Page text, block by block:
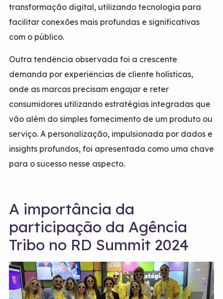
transformação digital, utilizando tecnologia para
facilitar conexões mais profundas e significativas
com o público.
Outra tendência observada foi a crescente
demanda por experiências de cliente holísticas,
onde as marcas precisam engajar e reter
consumidores utilizando estratégias integradas que
vão além do simples fornecimento de um produto ou
serviço. A personalização, impulsionada por dados e
insights profundos, foi apresentada como uma chave
para o sucesso nesse aspecto.
A importância da
participação da Agência
Tribo no RD Summit 2024